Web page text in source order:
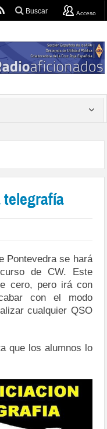
Buscar Acceso
telegrafía
Pontevedra se hará
de CW. Este
cero, pero irá con
con el modo
cualquier QSO
que los alumnos lo